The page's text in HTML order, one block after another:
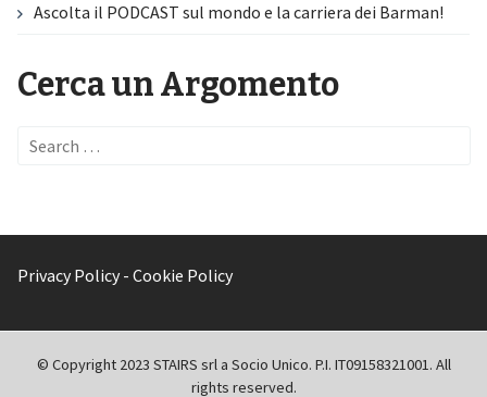
Ascolta il PODCAST sul mondo e la carriera dei Barman!
Cerca un Argomento
Search
Privacy Policy - Cookie Policy
© Copyright 2023 STAIRS srl a Socio Unico. P.I. IT09158321001. All
rights reserved.